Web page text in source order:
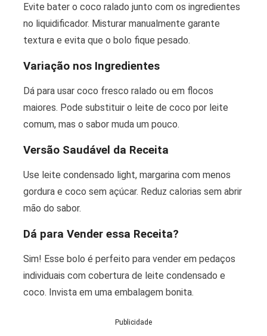
Evite bater o coco ralado junto com os ingredientes
no liquidificador. Misturar manualmente garante
textura e evita que o bolo fique pesado.
Variação nos Ingredientes
Dá para usar coco fresco ralado ou em flocos
maiores. Pode substituir o leite de coco por leite
comum, mas o sabor muda um pouco.
Versão Saudável da Receita
Use leite condensado light, margarina com menos
gordura e coco sem açúcar. Reduz calorias sem abrir
mão do sabor.
Dá para Vender essa Receita?
Sim! Esse bolo é perfeito para vender em pedaços
individuais com cobertura de leite condensado e
coco. Invista em uma embalagem bonita.
Publicidade